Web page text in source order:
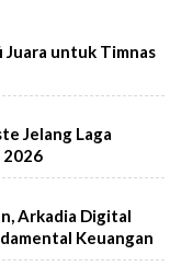
untuk Timnas
Jelang Laga
2026
Arkadia Digital
Keuangan